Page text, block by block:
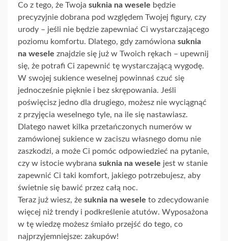
Co z tego, że Twoja suknia na wesele będzie
precyzyjnie dobrana pod względem Twojej figury, czy
urody – jeśli nie będzie zapewniać Ci wystarczającego
poziomu komfortu. Dlatego, gdy zamówiona suknia
na wesele znajdzie się już w Twoich rękach – upewnij
się, że potrafi Ci zapewnić tę wystarczającą wygodę.
W swojej sukience weselnej powinnaś czuć się
jednocześnie pięknie i bez skrępowania. Jeśli
poświęcisz jedno dla drugiego, możesz nie wyciągnąć
z przyjęcia weselnego tyle, na ile się nastawiasz.
Dlatego nawet kilka przetańczonych numerów w
zamówionej sukience w zaciszu własnego domu nie
zaszkodzi, a może Ci pomóc odpowiedzieć na pytanie,
czy w istocie wybrana suknia na wesele jest w stanie
zapewnić Ci taki komfort, jakiego potrzebujesz, aby
świetnie się bawić przez całą noc.
Teraz już wiesz, że suknia na wesele to zdecydowanie
więcej niż trendy i podkreślenie atutów. Wyposażona
w tę wiedzę możesz śmiało przejść do tego, co
najprzyjemniejsze: zakupów!